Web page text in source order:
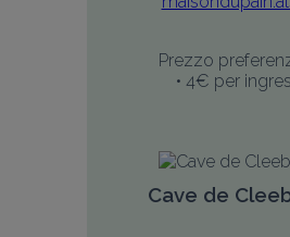
Prezzo
• 4€ per
Cave de